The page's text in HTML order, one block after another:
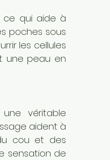
ce qui aide à
poches sous
les cellules
une peau en
véritable
aident à
cou et des
sensation de